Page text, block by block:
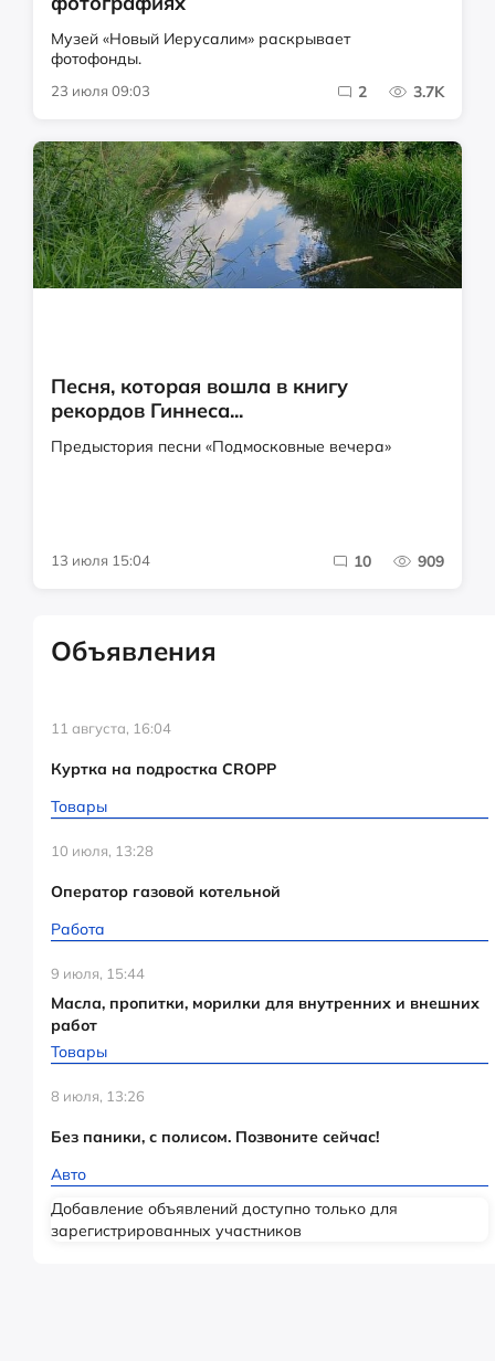
Музей «Новый Иерусалим» раскрывает
фотофонды.
23 июля 09:03 2 3.7K
Песня, которая вошла в книгу
рекордов Гиннеса...
Предыстория песни «Подмосковные вечера»
13 июля 15:04 10 909
Объявления
11 августа, 16:04
Куртка на подростка CROPP
Товары
10 июля, 13:28
Оператор газовой котельной
Работа
9 июля, 15:44
Масла, пропитки, морилки для внутренних и внешних
работ
Товары
8 июля, 13:26
Без паники, с полисом. Позвоните сейчас!
Авто
Добавление объявлений доступно только для
зарегистрированных участников